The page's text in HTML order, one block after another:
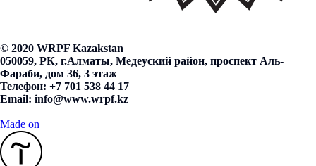
© 2020 WRPF Kazakstan
050059, РК, г.Алматы, Медеуский район, проспект Аль-
Фараби, дом 36, 3 этаж
Телефон: +7 701 538 44 17
Email: info@www.wrpf.kz
Made on